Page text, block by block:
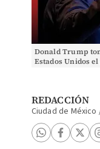
Donald Trump
Estados Unidos
REDACCIÓN
Ciudad de México